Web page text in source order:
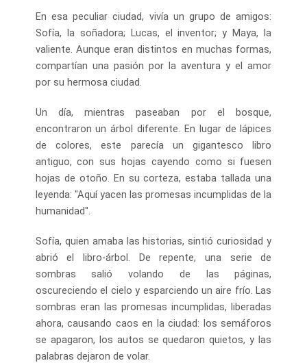
En esa peculiar ciudad, vivía un grupo de amigos:
Sofía, la soñadora; Lucas, el inventor; y Maya, la
valiente. Aunque eran distintos en muchas formas,
compartían una pasión por la aventura y el amor
por su hermosa ciudad.
Un día, mientras paseaban por el bosque,
encontraron un árbol diferente. En lugar de lápices
de colores, este parecía un gigantesco libro
antiguo, con sus hojas cayendo como si fuesen
hojas de otoño. En su corteza, estaba tallada una
leyenda: "Aquí yacen las promesas incumplidas de la
humanidad".
Sofía, quien amaba las historias, sintió curiosidad y
abrió el libro-árbol. De repente, una serie de
sombras salió volando de las páginas,
oscureciendo el cielo y esparciendo un aire frío. Las
sombras eran las promesas incumplidas, liberadas
ahora, causando caos en la ciudad: los semáforos
se apagaron, los autos se quedaron quietos, y las
palabras dejaron de volar.